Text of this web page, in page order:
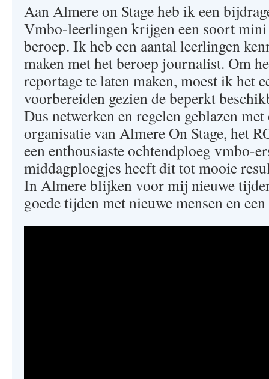
Aan Almere on Stage heb ik een
Vmbo-leerlingen krijgen een soort mini
beroep. Ik heb een aantal leerlingen
maken met het beroep journalist. Om
reportage te laten maken, moest ik het
voorbereiden gezien de beperkt
Dus netwerken en regelen geblazen
organisatie van Almere On Stage, het
een enthousiaste ochtendploeg vmbo-
middagploegjes heeft dit tot mooie
In Almere blijken voor mij nieuwe
goede tijden met nieuwe mensen en